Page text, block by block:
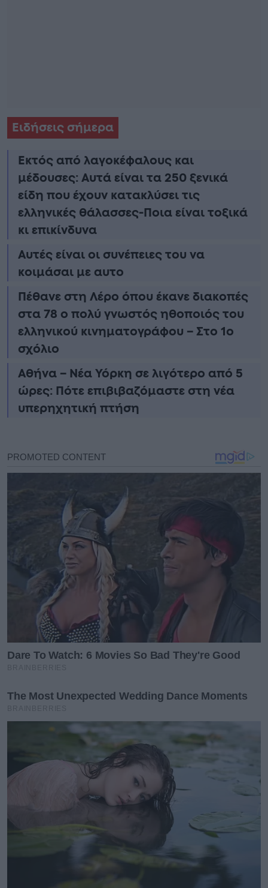
Ειδήσεις σήμερα
Εκτός από λαγοκέφαλους και
μέδουσες: Aυτά είναι τα 250 ξενικά
είδη που έχουν κατακλύσει τις
ελληνικές θάλασσες-Ποια είναι τοξικά
κι επικίνδυνα
Αυτές είναι οι συνέπειες του να
κοιμάσαι με αυτο
Πέθανε στη Λέρο όπου έκανε διακοπές
στα 78 ο πολύ γνωστός ηθοποιός του
ελληνικού κινηματογράφου – Στο 1ο
σχόλιο
Αθήνα – Νέα Υόρκη σε λιγότερο από 5
ώρες: Πότε επιβιβαζόμαστε στη νέα
υπερηχητική πτήση